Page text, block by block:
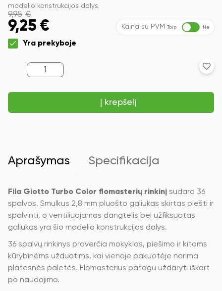
modelio konstrukcijos dalys.
9,95 €
9,25 € Kaina su PVM Taip Ne
Yra prekyboje
produkto
kiekis:
Fila
Turbo
Į krepšelį
Aprašymas Specifikacija
Fila Giotto Turbo Color flomasterių rinkinį sudaro 36
spalvos. Smulkus 2,8 mm pluošto galiukas skirtas piešti ir
spalvinti, o ventiliuojamas dangtelis bei užfiksuotas
galiukas yra šio modelio konstrukcijos dalys.
36 spalvų rinkinys praverčia mokyklos, piešimo ir kitoms
kūrybinėms užduotims, kai vienoje pakuotėje norima
platesnės paletės. Flomasterius patogu uždaryti iškart
po naudojimo.